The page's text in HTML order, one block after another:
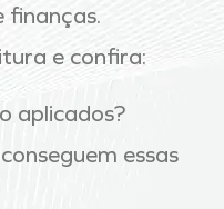
finanças.
e confira:
aplicados?
essas